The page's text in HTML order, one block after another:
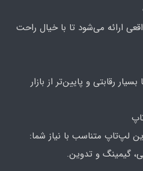
ارائه می‌شود تا با خیال راحت
رقابتی و پایین‌تر از بازار
لپ‌تاپ متناسب با نیاز شما:
گیمینگ و تدوین.